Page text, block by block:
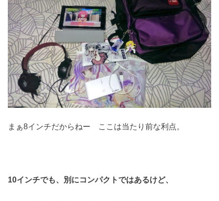
まぁ8インチだからねー ここは当たり前な利点。
10インチでも、別にコンパクトではあるけど、